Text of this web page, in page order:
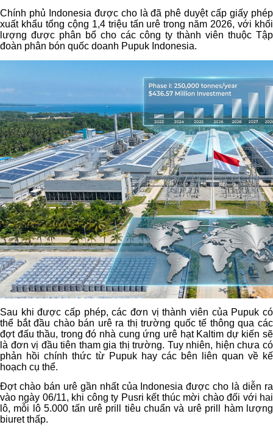
Chính phủ Indonesia được cho là đã phê duyệt cấp giấy phép
xuất khẩu tổng cộng 1,4 triệu tấn urê trong năm 2026, với khối
lượng được phân bổ cho các công ty thành viên thuộc Tập
đoàn phân bón quốc doanh Pupuk Indonesia.
Sau khi được cấp phép, các đơn vị thành viên của Pupuk có
thể bắt đầu chào bán urê ra thị trường quốc tế thông qua các
đợt đấu thầu, trong đó nhà cung ứng urê hạt Kaltim dự kiến sẽ
là đơn vị đầu tiên tham gia thị trường. Tuy nhiên, hiện chưa có
phản hồi chính thức từ Pupuk hay các bên liên quan về kế
hoạch cụ thể.
Đợt chào bán urê gần nhất của Indonesia được cho là diễn ra
vào ngày 06/11, khi công ty Pusri kết thúc mời chào đối với hai
lô, mỗi lô 5.000 tấn urê prill tiêu chuẩn và urê prill hàm lượng
biuret thấp.